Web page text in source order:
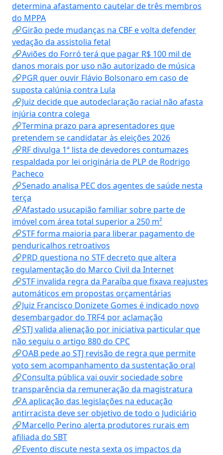
determina afastamento cautelar de três membros
do MPPA
🔗Girão pede mudanças na CBF e volta defender
vedação da assistolia fetal
🔗Aviões do Forró terá que pagar R$ 100 mil de
danos morais por uso não autorizado de música
🔗PGR quer ouvir Flávio Bolsonaro em caso de
suposta calúnia contra Lula
🔗Juiz decide que autodeclaração racial não afasta
injúria contra colega
🔗Termina prazo para apresentadores que
pretendem se candidatar às eleições 2026
🔗RF divulga 1ª lista de devedores contumazes
respaldada por lei originária de PLP de Rodrigo
Pacheco
🔗Senado analisa PEC dos agentes de saúde nesta
terça
🔗Afastado usucapião familiar sobre parte de
imóvel com área total superior a 250 m²
🔗STF forma maioria para liberar pagamento de
penduricalhos retroativos
🔗PRD questiona no STF decreto que altera
regulamentação do Marco Civil da Internet
🔗STF invalida regra da Paraíba que fixava reajustes
automáticos em propostas orçamentárias
🔗Juiz Francisco Donizete Gomes é indicado novo
desembargador do TRF4 por aclamação
🔗STJ valida alienação por iniciativa particular que
não seguiu o artigo 880 do CPC
🔗OAB pede ao STJ revisão de regra que permite
voto sem acompanhamento da sustentação oral
🔗Consulta pública vai ouvir sociedade sobre
transparência da remuneração da magistratura
🔗A aplicação das legislações na educação
antirracista deve ser objetivo de todo o Judiciário
🔗Marcello Perino alerta produtores rurais em
afiliada do SBT
🔗Evento discute nesta sexta os impactos da